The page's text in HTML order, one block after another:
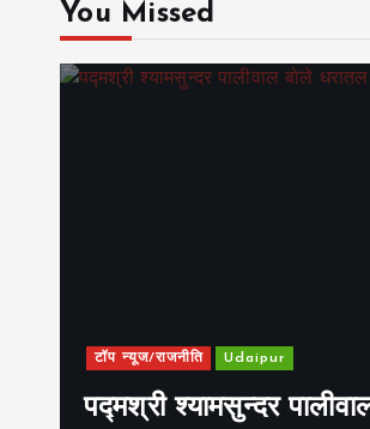
You Missed
टॉप न्यूज/राजनीति Udaipur
पद्मश्री श्यामसुन्दर